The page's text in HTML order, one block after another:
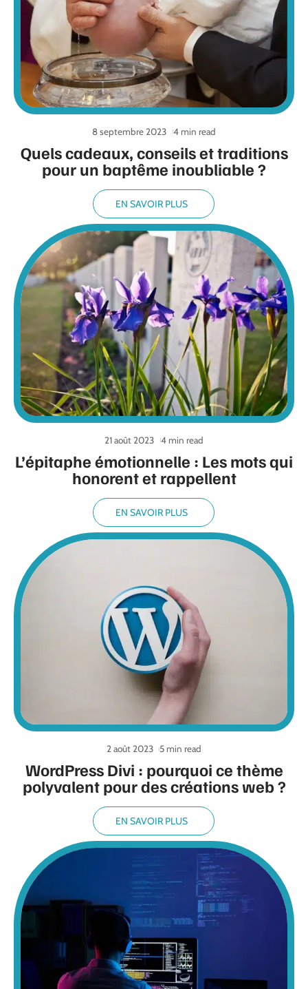
Quels cadeaux, conseils et traditions
pour un baptême inoubliable ?
8 septembre 2023 4 min read
EN SAVOIR PLUS
L’épitaphe émotionnelle : Les mots qui
honorent et rappellent
21 août 2023 4 min read
EN SAVOIR PLUS
WordPress Divi : pourquoi ce thème
polyvalent pour des créations web ?
2 août 2023 5 min read
EN SAVOIR PLUS